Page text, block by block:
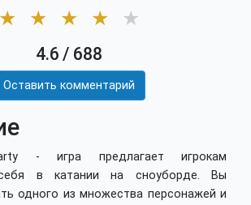
★ ★ ★ ★ ★
4.6 / 688
Оставить комментарий
- игра предлагает игрокам
в катании на сноуборде. Вы
одного из множества персонажей и